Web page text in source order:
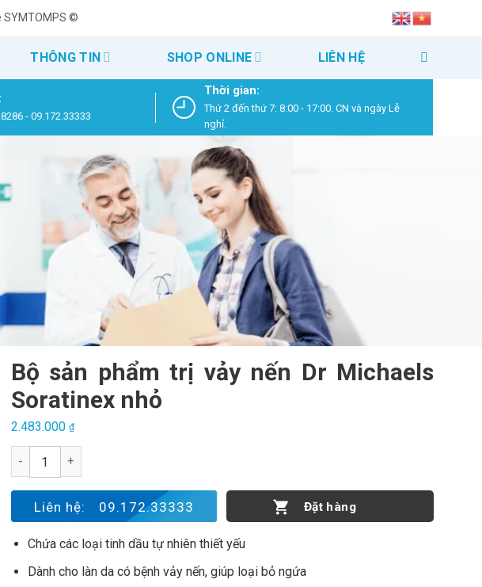
SYMTOMPS ©
THÔNG TIN SHOP ONLINE LIÊN HỆ
- 09.172.33333
Thời gian:
Thứ 2 đến thứ 7: 8:00 - 17:00. CN và ngày Lễ
nghỉ.
Bộ sản phẩm trị vảy nến Dr Michaels
Soratinex nhỏ
2.483.000 ₫
Liên hệ: 09.172.33333 Đặt hàng
Chứa các loại tinh dầu tự nhiên thiết yếu
Dành cho làn da có bệnh vảy nến, giúp loại bỏ ngứa